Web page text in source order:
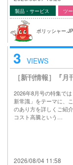
製品・サービス ツ
ポリッシャー.JP
3 VIEWS
［新刊情報］『
2026年8月号の特集で
新常識」をテーマに、
のあり方を詳しくご紹
コスト高騰という…
2026/08/04 11:58